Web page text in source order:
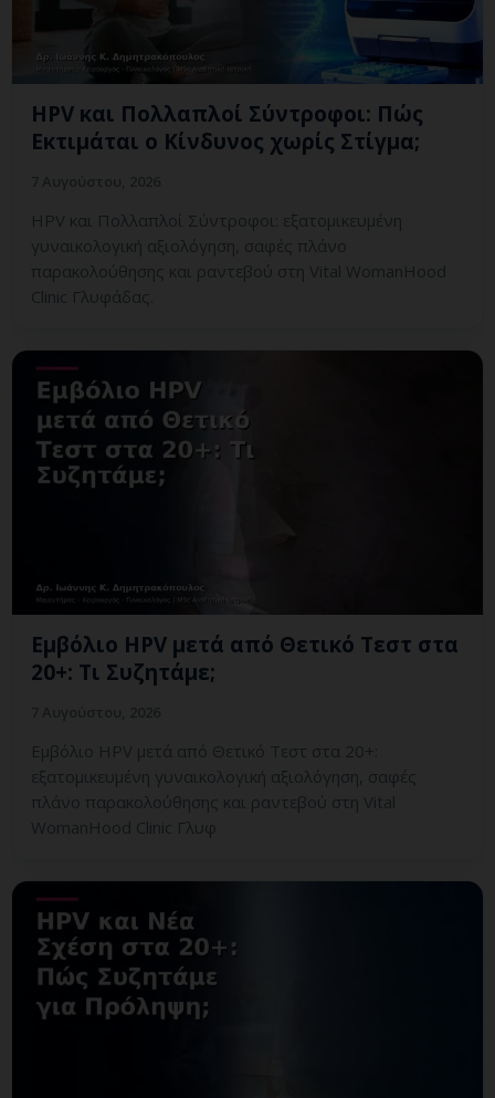
HPV και Πολλαπλοί Σύντροφοι: Πώς
Εκτιμάται ο Κίνδυνος χωρίς Στίγμα;
HPV και Πολλαπλοί Σύντροφοι: εξατομικευμένη
γυναικολογική αξιολόγηση, σαφές πλάνο
παρακολούθησης και ραντεβού στη Vital WomanHood
Clinic Γλυφάδας.
Εμβόλιο HPV μετά από Θετικό Τεστ στα
20+: Τι Συζητάμε;
Εμβόλιο HPV μετά από Θετικό Τεστ στα 20+:
εξατομικευμένη γυναικολογική αξιολόγηση, σαφές
πλάνο παρακολούθησης και ραντεβού στη Vital
WomanHood Clinic Γλυφ